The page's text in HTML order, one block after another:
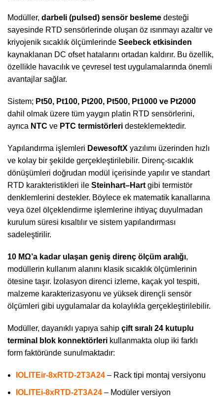
Modüller, darbeli (pulsed) sensör besleme desteği
sayesinde RTD sensörlerinde oluşan öz ısınmayı azaltır ve
kriyojenik sıcaklık ölçümlerinde Seebeck etkisinden
kaynaklanan DC ofset hatalarını ortadan kaldırır. Bu özellik,
özellikle havacılık ve çevresel test uygulamalarında önemli
avantajlar sağlar.
Sistem; Pt50, Pt100, Pt200, Pt500, Pt1000 ve Pt2000
dahil olmak üzere tüm yaygın platin RTD sensörlerini,
ayrıca NTC ve PTC termistörleri desteklemektedir.
Yapılandırma işlemleri DewesoftX yazılımı üzerinden hızlı
ve kolay bir şekilde gerçekleştirilebilir. Direnç-sıcaklık
dönüşümleri doğrudan modül içerisinde yapılır ve standart
RTD karakteristikleri ile Steinhart–Hart gibi termistör
denklemlerini destekler. Böylece ek matematik kanallarına
veya özel ölçeklendirme işlemlerine ihtiyaç duyulmadan
kurulum süresi kısaltılır ve sistem yapılandırması
sadeleştirilir.
10 MΩ’a kadar ulaşan geniş direnç ölçüm aralığı,
modüllerin kullanım alanını klasik sıcaklık ölçümlerinin
ötesine taşır. İzolasyon direnci izleme, kaçak yol tespiti,
malzeme karakterizasyonu ve yüksek dirençli sensör
ölçümleri gibi uygulamalar da kolaylıkla gerçekleştirilebilir.
Modüller, dayanıklı yapıya sahip çift sıralı 24 kutuplu
terminal blok konnektörleri kullanmakta olup iki farklı
form faktöründe sunulmaktadır:
IOLITEir-8xRTD-2T3A24 – Rack tipi montaj versiyonu
IOLITEi-8xRTD-2T3A24 – Modüler versiyon